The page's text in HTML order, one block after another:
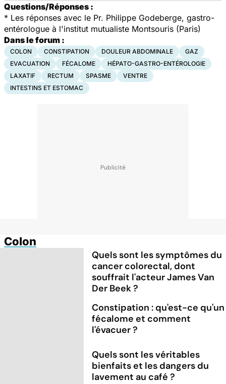
Questions/Réponses :
* Les réponses avec le Pr. Philippe Godeberge, gastro-
entérologue à l'institut mutualiste Montsouris (Paris)
Dans le forum :
COLON CONSTIPATION DOULEUR ABDOMINALE
GAZ
EVACUATION
FÉCALOME
HÉPATO-GASTRO-ENTÉROLOGIE
LAXATIF
RECTUM SPASME
VENTRE
INTESTINS ET ESTOMAC
Colon
Quels sont les symptômes du
cancer colorectal, dont
souffrait l'acteur James Van
Der Beek ?
Constipation : qu'est-ce qu'un
fécalome et comment
l'évacuer ?
Quels sont les véritables
bienfaits et les dangers du
lavement au café ?